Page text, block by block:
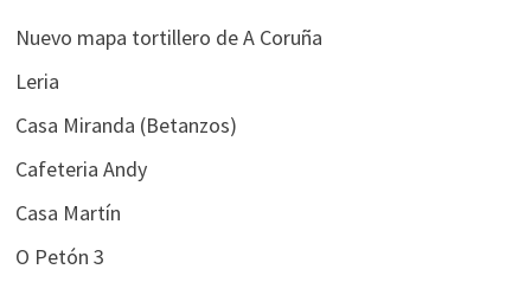
Nuevo mapa tortillero de A Coruña
Leria
Casa Miranda (Betanzos)
Cafeteria Andy
Casa Martín
O Petón 3